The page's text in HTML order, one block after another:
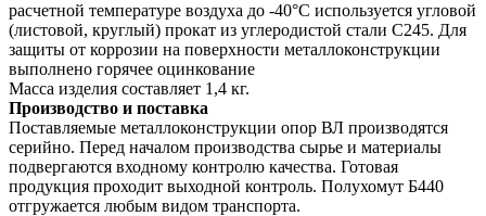
расчетной температуре воздуха до -40°С используется угловой
(листовой, круглый) прокат из углеродистой стали С245. Для
защиты от коррозии на поверхности металлоконструкции
выполнено горячее оцинкование
Масса изделия составляет 1,4 кг.
Производство и поставка
Поставляемые металлоконструкции опор ВЛ производятся
серийно. Перед началом производства сырье и материалы
подвергаются входному контролю качества. Готовая
продукция проходит выходной контроль. Полухомут Б440
отгружается любым видом транспорта.